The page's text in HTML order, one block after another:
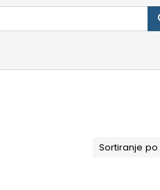
Sortiranje